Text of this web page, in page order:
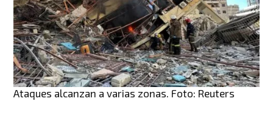
Ataques alcanzan a varias zonas. Foto: Reuters